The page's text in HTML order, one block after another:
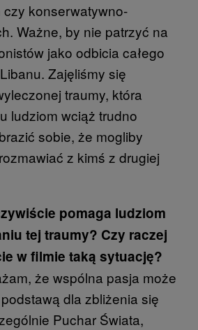
czy konserwatywno-
Ważne, by nie patrzyć na
jako odbicia całego
Zajęliśmy się
traumy, która
ludziom wciąż trudno
sobie, że mogliby
z kimś z drugiej
pomaga ludziom
tej traumy? Czy raczej
w filmie taką sytuację?
że wspólna pasja może
dla zbliżenia się
Puchar Świata,